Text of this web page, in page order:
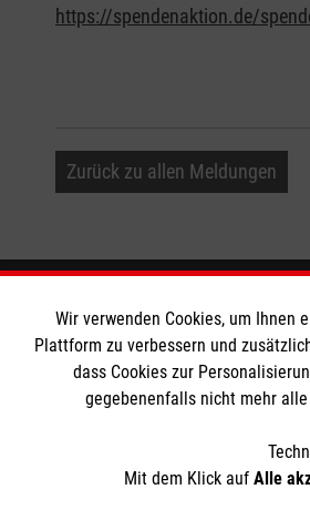
https://spendenaktion.de/
Zurück zu allen Meldungen
Informationen
Impressum
Datenschutz
Wir verwenden Cookies, um Ihnen
Plattform zu verbessern und
dass Cookies zur
gegebenenfalls nicht mehr
Mit dem Klick auf Alle